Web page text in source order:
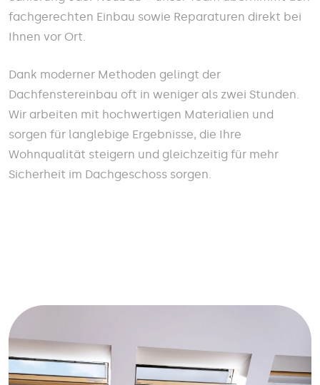
fachgerechten Einbau sowie Reparaturen direkt bei
Ihnen vor Ort.
Dank moderner Methoden gelingt der
Dachfenstereinbau oft in weniger als zwei Stunden.
Wir arbeiten mit hochwertigen Materialien und
sorgen für langlebige Ergebnisse, die Ihre
Wohnqualität steigern und gleichzeitig für mehr
Sicherheit im Dachgeschoss sorgen.